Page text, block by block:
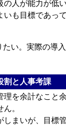
人が能力が低
いも目標であっ
たい。実際の
割と人事考課
を余計なこと
。
まいが、目標